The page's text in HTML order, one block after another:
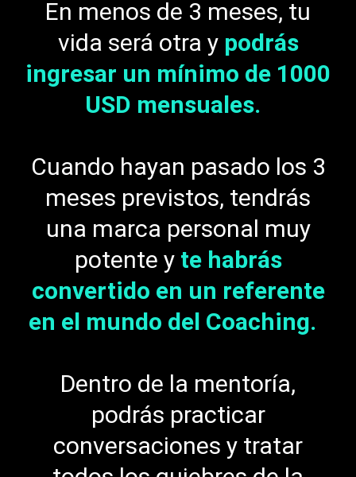
En menos de 3 meses, tu
vida será otra y podrás
ingresar un mínimo de 1000
USD mensuales.
Cuando hayan pasado los 3
meses previstos, tendrás
una marca personal muy
potente y te habrás
convertido en un referente
en el mundo del Coaching.
Dentro de la mentoría,
podrás practicar
conversaciones y tratar